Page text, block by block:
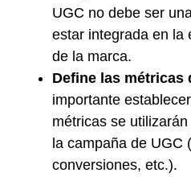
UGC no debe ser
estar integrada en la
de la marca.
Define las métricas
importante
métricas se
la campaña de UGC
conversiones, etc.).